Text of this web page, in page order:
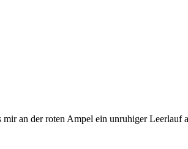
an der roten Ampel ein unruhiger